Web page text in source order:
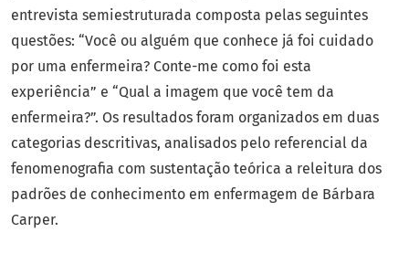
entrevista semiestruturada composta pelas seguintes
questões: “Você ou alguém que conhece já foi cuidado
por uma enfermeira? Conte-me como foi esta
experiência” e “Qual a imagem que você tem da
enfermeira?”. Os resultados foram organizados em duas
categorias descritivas, analisados pelo referencial da
fenomenografia com sustentação teórica a releitura dos
padrões de conhecimento em enfermagem de Bárbara
Carper.